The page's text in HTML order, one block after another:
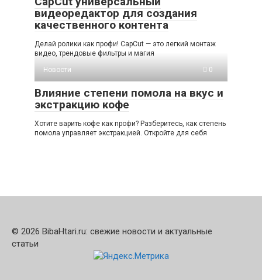
видеоредактор для создания
качественного контента
Делай ролики как профи! CapCut — это легкий монтаж
видео, трендовые фильтры и магия
Новости
0
Влияние степени помола на вкус и
экстракцию кофе
Хотите варить кофе как профи? Разберитесь, как степень
помола управляет экстракцией. Откройте для себя
© 2026 BibaHtari.ru: свежие новости и актуальные
статьи